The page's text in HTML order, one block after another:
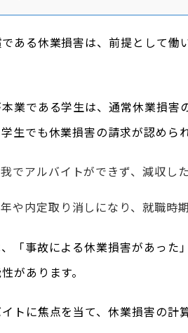
ある休業損害は、前提として働
業である学生は、通常休業損害
生でも休業損害の請求が認めら
でアルバイトができず、減収し
や内定取り消しになり、就職時
「事故による休業損害があった
があります。
トに焦点を当て、休業損害の計